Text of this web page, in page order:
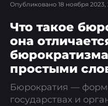
Опубликовано 18 ноября 2023,
Что такое
она
простыми
Бюрократия —
государствах и